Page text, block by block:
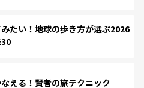
たい！地球の歩き方が選ぶ2026
える！賢者の旅テクニック